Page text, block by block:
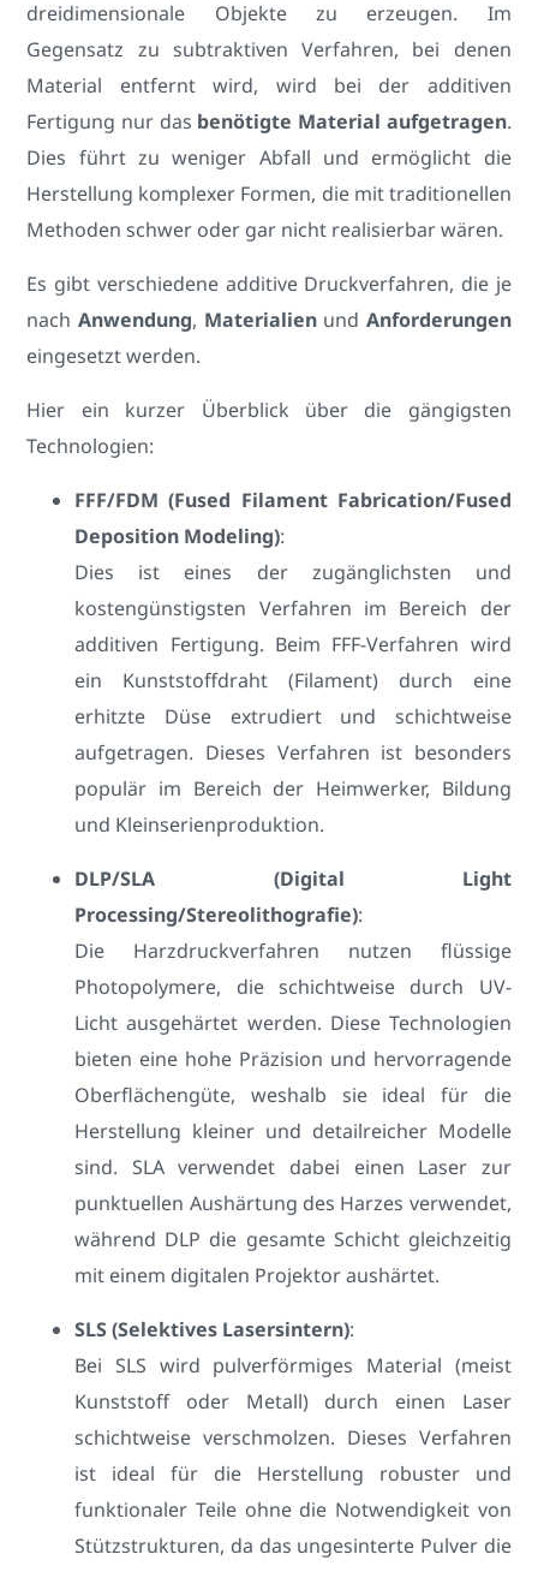
dreidimensionale Objekte zu erzeugen. Im
Gegensatz zu subtraktiven Verfahren, bei denen
Material entfernt wird, wird bei der additiven
Fertigung nur das benötigte Material aufgetragen.
Dies führt zu weniger Abfall und ermöglicht die
Herstellung komplexer Formen, die mit traditionellen
Methoden schwer oder gar nicht realisierbar wären.
Es gibt verschiedene additive Druckverfahren, die je
nach Anwendung, Materialien und Anforderungen
eingesetzt werden.
Hier ein kurzer Überblick über die gängigsten
Technologien:
FFF/FDM (Fused Filament Fabrication/Fused
Deposition Modeling):
Dies ist eines der zugänglichsten und
kostengünstigsten Verfahren im Bereich der
additiven Fertigung. Beim FFF-Verfahren wird
ein Kunststoffdraht (Filament) durch eine
erhitzte Düse extrudiert und schichtweise
aufgetragen. Dieses Verfahren ist besonders
populär im Bereich der Heimwerker, Bildung
und Kleinserienproduktion.
DLP/SLA (Digital Light
Processing/Stereolithografie):
Die Harzdruckverfahren nutzen flüssige
Photopolymere, die schichtweise durch UV-
Licht ausgehärtet werden. Diese Technologien
bieten eine hohe Präzision und hervorragende
Oberflächengüte, weshalb sie ideal für die
Herstellung kleiner und detailreicher Modelle
sind. SLA verwendet dabei einen Laser zur
punktuellen Aushärtung des Harzes verwendet,
während DLP die gesamte Schicht gleichzeitig
mit einem digitalen Projektor aushärtet.
SLS (Selektives Lasersintern):
Bei SLS wird pulverförmiges Material (meist
Kunststoff oder Metall) durch einen Laser
schichtweise verschmolzen. Dieses Verfahren
ist ideal für die Herstellung robuster und
funktionaler Teile ohne die Notwendigkeit von
Stützstrukturen, da das ungesinterte Pulver die